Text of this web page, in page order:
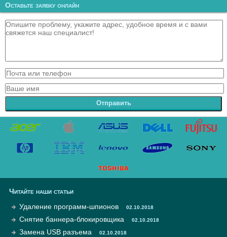
Оставьте заявку онлайн
Отправить
Читайте наши статьи
Удаление программ-шпионов
02.10.2018
Снятие баннера-блокировщика 02.10.2018
Замена USB разъема 02.10.2018